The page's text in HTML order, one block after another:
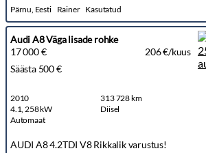
Pärnu, Eesti Rainer Kasutatud
Audi A8 Väga lisade rohke
17 000 €
206 €/kuus
Säästa 500 €
2010
313 728 km
4.1, 258 kW
Diisel
Automaat
AUDI A8 4.2TDI V8 Rikkalik varustus!